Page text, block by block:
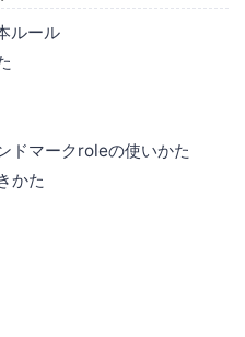
ルール
ドマークroleの使いかた
かた